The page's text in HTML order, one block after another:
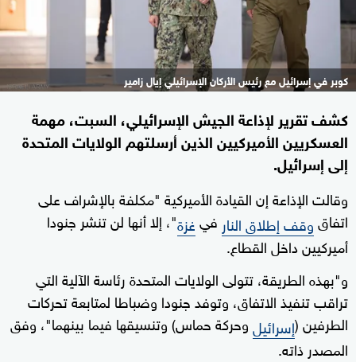
كوبر في إسرائيل مع رئيس الأركان الإسرائيلي إيال زامير
كشف تقرير لإذاعة الجيش الإسرائيلي، السبت، مهمة
العسكريين الأميركيين الذين أرسلتهم الولايات المتحدة
إلى إسرائيل.
وقالت الإذاعة إن القيادة الأميركية "مكلفة بالإشراف على
اتفاقوقف إطلاق النار فيغزة"، إلا أنها لن تنشر جنودا
أميركيين داخل القطاع.
و"بهذه الطريقة، تتولى الولايات المتحدة رئاسة الآلية التي
تراقب تنفيذ الاتفاق، وتوفد جنودا وضباطا لمتابعة تحركات
الطرفين (إسرائيلوحركة حماس) وتنسيقها فيما بينهما"، وفق
المصدر ذاته.